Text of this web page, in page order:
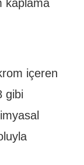
kaplama
içeren
gibi